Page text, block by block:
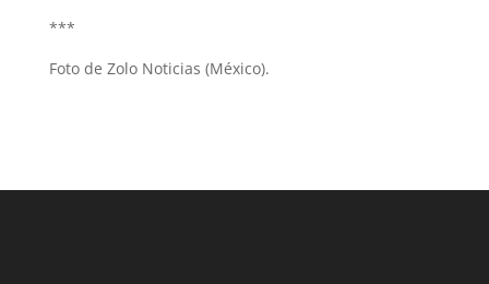
***
Foto de Zolo Noticias (México).